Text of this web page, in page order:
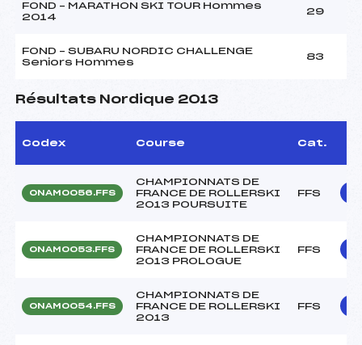
FOND – MARATHON SKI TOUR Hommes
2014
29
FOND – SUBARU NORDIC CHALLENGE
Seniors Hommes
83
Résultats Nordique 2013
Codex Course Cat.
ONAM0056.FFS
CHAMPIONNATS DE
FRANCE DE ROLLERSKI
2013 POURSUITE
FFS
ONAM0053.FFS
CHAMPIONNATS DE
FRANCE DE ROLLERSKI
2013 PROLOGUE
FFS
ONAM0054.FFS
CHAMPIONNATS DE
FRANCE DE ROLLERSKI
2013
FFS